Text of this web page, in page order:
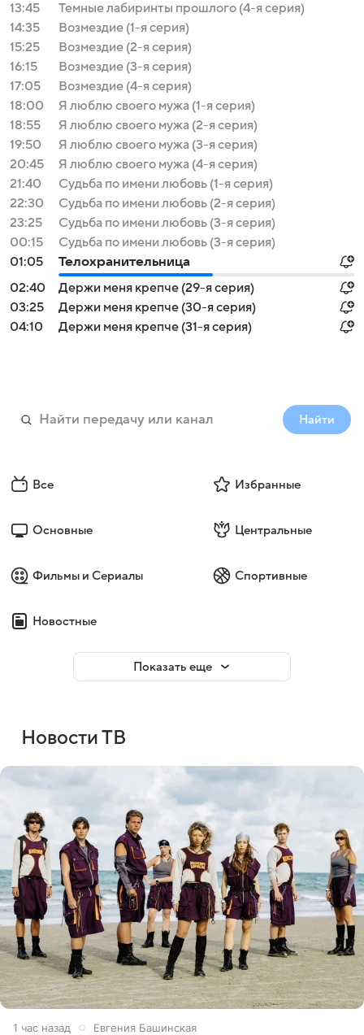
13:45
Темные лабиринты прошлого (4-я серия)
14:35
Возмездие (1-я серия)
15:25
Возмездие (2-я серия)
16:15
Возмездие (3-я серия)
17:05
Возмездие (4-я серия)
18:00
Я люблю своего мужа (1-я серия)
18:55
Я люблю своего мужа (2-я серия)
19:50
Я люблю своего мужа (3-я серия)
20:45
Я люблю своего мужа (4-я серия)
21:40
Судьба по имени любовь (1-я серия)
22:30
Судьба по имени любовь (2-я серия)
23:25
Судьба по имени любовь (3-я серия)
00:15
Судьба по имени любовь (3-я серия)
01:05
Телохранительница
02:40
Держи меня крепче (29-я серия)
03:25
Держи меня крепче (30-я серия)
04:10
Держи меня крепче (31-я серия)
Найти
Все Избранные
Основные Центральные
Фильмы и Сериалы Спортивные
Новостные
Показать еще
Новости ТВ
1 час назад Евгения Башинская